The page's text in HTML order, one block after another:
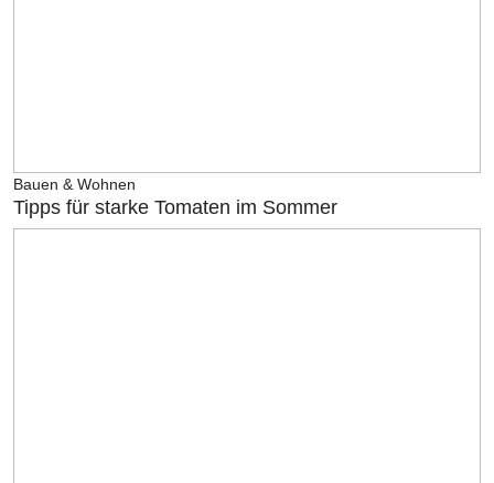
Bauen & Wohnen
Tipps für starke Tomaten im Sommer